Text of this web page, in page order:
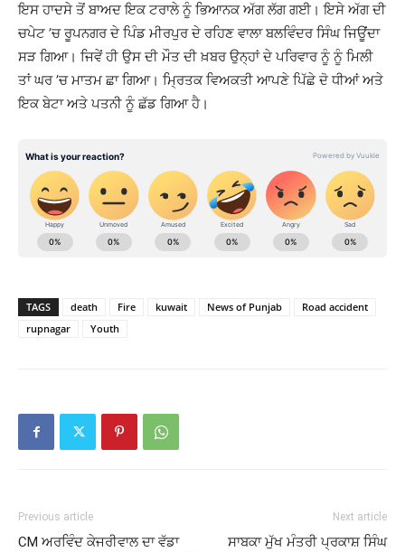
ਇਸ ਹਾਦਸੇ ਤੋਂ ਬਾਅਦ ਇਕ ਟਰਾਲੇ ਨੂੰ ਭਿਆਨਕ ਅੱਗ ਲੱਗ ਗਈ। ਇਸੇ ਅੱਗ ਦੀ
ਚਪੇਟ ’ਚ ਰੂਪਨਗਰ ਦੇ ਪਿੰਡ ਮੀਰਪੁਰ ਦੇ ਰਹਿਣ ਵਾਲਾ ਬਲਵਿੰਦਰ ਸਿੰਘ ਜਿਊਂਦਾ
ਸੜ ਗਿਆ। ਜਿਵੇਂ ਹੀ ਉਸ ਦੀ ਮੌਤ ਦੀ ਖ਼ਬਰ ਉਨ੍ਹਾਂ ਦੇ ਪਰਿਵਾਰ ਨੂੰ ਨੂੰ ਮਿਲੀ
ਤਾਂ ਘਰ ’ਚ ਮਾਤਮ ਛਾ ਗਿਆ। ਮ੍ਰਿਤਕ ਵਿਅਕਤੀ ਆਪਣੇ ਪਿੱਛੇ ਦੋ ਧੀਆਂ ਅਤੇ
ਇਕ ਬੇਟਾ ਅਤੇ ਪਤਨੀ ਨੂੰ ਛੱਡ ਗਿਆ ਹੈ।
TAGS death Fire kuwait News of Punjab
Road accident
rupnagar
Youth
Previous article
CM ਅਰਵਿੰਦ ਕੇਜਰੀਵਾਲ ਦਾ ਵੱਡਾ
Next article
ਸਾਬਕਾ ਮੁੱਖ ਮੰਤਰੀ ਪ੍ਰਕਾਸ਼ ਸਿੰਘ